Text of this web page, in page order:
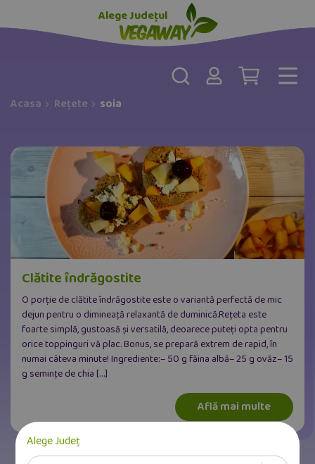
Alege Județul
Acasa Rețete soia
Clătite îndrăgostite
O porție de clătite îndrăgostite este o variantă perfectă de mic
dejun pentru o dimineață relaxantă de duminică.Rețeta este
foarte simplă, gustoasă și versatilă, deoarece puteți opta pentru
orice toppinguri vă plac. Bonus, se prepară extrem de rapid, în
numai câteva minute! Ingrediente:– 50 g făina albă– 25 g ovăz– 15
g semințe de chia […]
Află mai multe
Alege Județ